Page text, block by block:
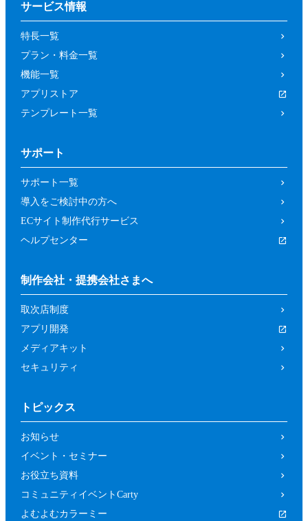
サービス情報
特長一覧
プラン・料金一覧
機能一覧
アプリストア
テンプレート一覧
サポート
サポート一覧
導入をご検討中の方へ
ECサイト制作代行サービス
ヘルプセンター
制作会社・提携会社さまへ
取次店制度
アプリ開発
メディアキット
セキュリティ
トピックス
お知らせ
イベント・セミナー
お役立ち資料
コミュニティイベントCarty
よむよむカラーミー